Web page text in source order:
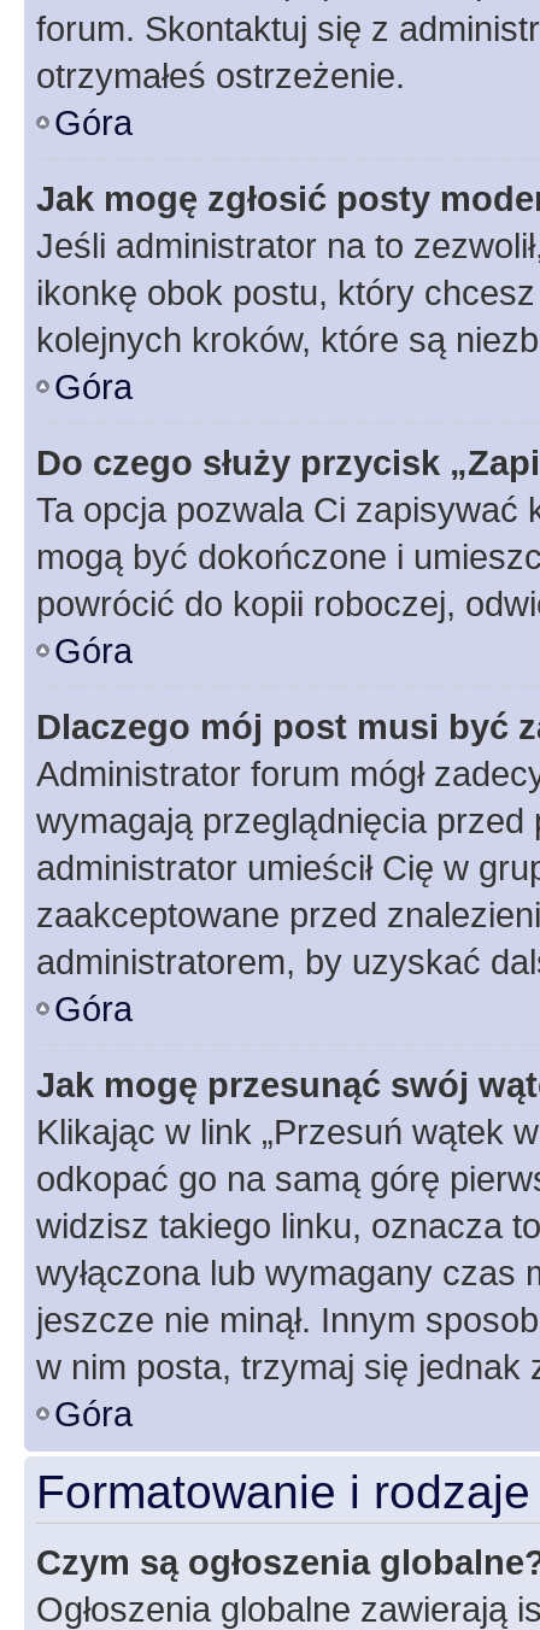
forum. Skontaktuj się z
otrzymałeś ostrzeżenie.
Góra
Jak mogę zgłosić posty
Jeśli administrator na to
ikonkę obok postu, który
kolejnych kroków, które są
Góra
Do czego służy przycisk
Ta opcja pozwala Ci zapisywać
mogą być dokończone i
powrócić do kopii roboczej,
Góra
Dlaczego mój post musi być
Administrator forum mógł
wymagają przeglądnięcia
administrator umieścił Cię w
zaakceptowane przed
administratorem, by uzyskać
Góra
Jak mogę przesunąć swój
Klikając w link „Przesuń wątek
odkopać go na samą górę
widzisz takiego linku, oznacza
wyłączona lub wymagany czas
jeszcze nie minął. Innym
w nim posta, trzymaj się jednak
Góra
Formatowanie i
Czym są ogłoszenia
Ogłoszenia globalne zawierają